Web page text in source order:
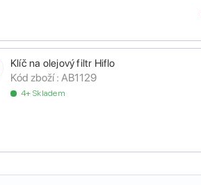
Klíč na olejový filtr Hiflo
Kód zboží : AB1129
4+ Skladem